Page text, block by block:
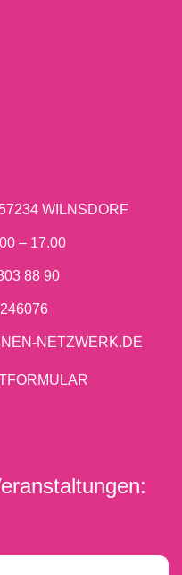
WILNSDORF
– 17.00
88 90
NETZWERK.DE